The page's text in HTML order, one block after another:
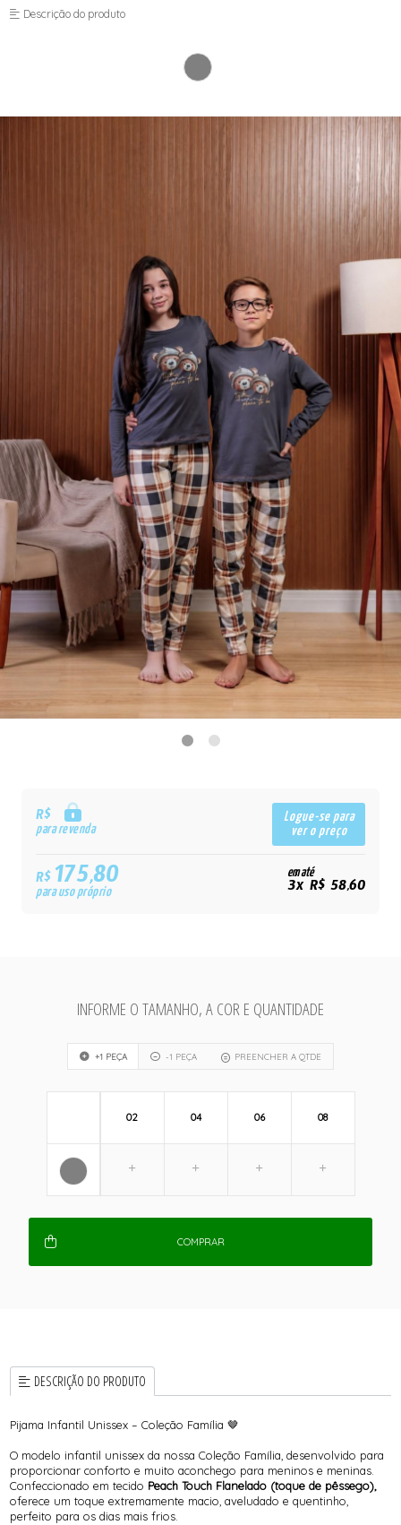
Descrição do produto
R$
para revenda
Logue-se para
ver o preço
R$175,80
para uso próprio
em até
3x R$ 58,60
INFORME O TAMANHO, A COR E QUANTIDADE
+1 PEÇA -1 PEÇA PREENCHER A QTDE
02 04 06 08
COMPRAR
DESCRIÇÃO DO PRODUTO
Pijama Infantil Unissex – Coleção Família 🤎
O modelo infantil unissex da nossa Coleção Família, desenvolvido para
proporcionar conforto e muito aconchego para meninos e meninas.
Confeccionado em tecido Peach Touch Flanelado (toque de pêssego),
oferece um toque extremamente macio, aveludado e quentinho,
perfeito para os dias mais frios.